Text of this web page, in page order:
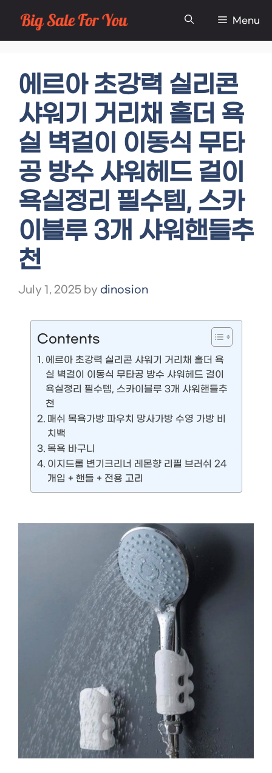
Skip
to
Menu
에르아 초강력 실리콘
샤워기 거리채 홀더 욕
실 벽걸이 이동식 무타
공 방수 샤워헤드 걸이
욕실정리 필수템, 스카
이블루 3개 샤워핸들추
천
July 1, 2025 by dinosion
Contents
에르아 초강력 실리콘 샤워기 거리채 홀더 욕
실 벽걸이 이동식 무타공 방수 샤워헤드 걸이
욕실정리 필수템, 스카이블루 3개 샤워핸들추
천
매쉬 목욕가방 파우치 망사가방 수영 가방 비
치백
목욕 바구니
이지드롭 변기크리너 레몬향 리필 브러쉬 24
개입 + 핸들 + 전용 고리